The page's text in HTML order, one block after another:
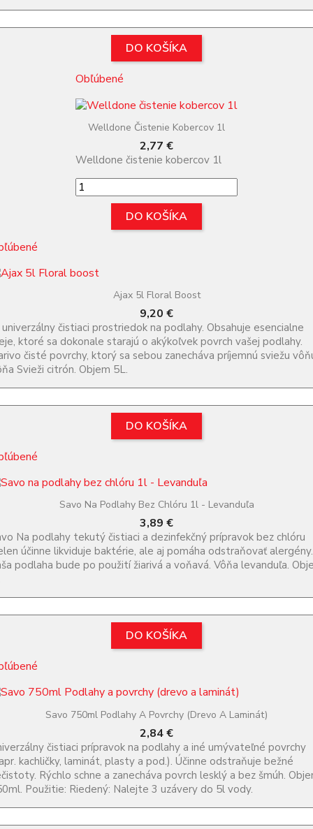
DO KOŠÍKA
Obľúbené
Welldone Čistenie Kobercov 1l
Cena
2,77 €
Welldone čistenie kobercov 1l
DO KOŠÍKA
Ajax 5l Floral Boost
Cena
9,20 €
univerzálny čistiaci prostriedok na podlahy. Obsahuje esencialne
ktoré sa dokonale starajú o akýkoľvek povrch vašej podlahy.
čisté povrchy, ktorý sa sebou zanecháva príjemnú sviežu
Svieži citrón. Objem 5L.
DO KOŠÍKA
Savo Na Podlahy Bez Chlóru 1l - Levanduľa
Cena
3,89 €
Na podlahy tekutý čistiaci a dezinfekčný prípravok bez chlóru
účinne likviduje baktérie, ale aj pomáha odstraňovať alergény.
podlaha bude po použití žiarivá a voňavá. Vôňa levanduľa.
DO KOŠÍKA
Savo 750ml Podlahy A Povrchy (drevo A Laminát)
Cena
2,84 €
čistiaci prípravok na podlahy a iné umývateľné povrchy
kachličky, laminát, plasty a pod.). Účinne odstraňuje bežné
Rýchlo schne a zanecháva povrch lesklý a bez šmúh.
Použitie: Riedený: Nalejte 3 uzávery do 5l vody.